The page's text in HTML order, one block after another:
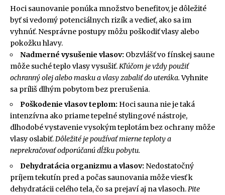
Hoci saunovanie ponúka množstvo benefitov, je dôležité
byť si vedomý potenciálnych rizík a vedieť, ako sa im
vyhnúť. Nesprávne postupy môžu poškodiť vlasy alebo
pokožku hlavy.
Nadmerné vysušenie vlasov: Obzvlášť vo fínskej saune
môže suché teplo vlasy vysušiť.Kľúčom je vždy použiť
ochranný olej alebo masku a vlasy zabaliť do uteráka.Vyhnite
sa príliš dlhým pobytom bez prerušenia.
Poškodenie vlasov teplom: Hoci sauna nie je taká
intenzívna ako priame tepelné stylingové nástroje,
dlhodobé vystavenie vysokým teplotám bez ochrany môže
vlasy oslabiť.Dôležité je používať mierne teploty a
neprekračovať odporúčanú dĺžku pobytu.
Dehydratácia organizmu a vlasov: Nedostatočný
príjem tekutín pred a počas saunovania môže viesť k
dehydratácii celého tela, čo sa prejaví aj na vlasoch.Pite